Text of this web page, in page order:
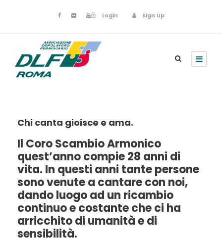
Login Sign Up
Chi canta gioisce e ama.
Il Coro Scambio Armonico
quest’anno compie 28 anni di
vita. In questi anni tante persone
sono venute a cantare con noi,
dando luogo ad un ricambio
continuo e costante che ci ha
arricchito di umanità e di
sensibilità.